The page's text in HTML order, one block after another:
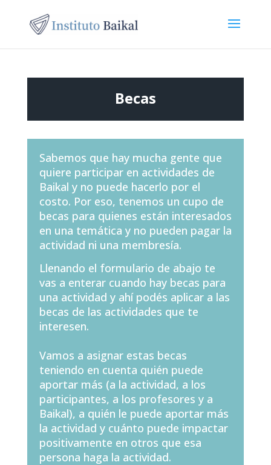
Becas
Sabemos que hay mucha gente que
quiere participar en actividades de
Baikal y no puede hacerlo por el
costo. Por eso, tenemos un cupo de
becas para quienes están interesados
en una temática y no pueden pagar la
actividad ni una membresía.
Llenando el formulario de abajo te
vas a enterar cuando hay becas para
una actividad y ahí podés aplicar a las
becas de las actividades que te
interesen.
Vamos a asignar estas becas
teniendo en cuenta quién puede
aportar más (a la actividad, a los
participantes, a los profesores y a
Baikal), a quién le puede aportar más
la actividad y cuánto puede impactar
positivamente en otros que esa
persona haga la actividad.